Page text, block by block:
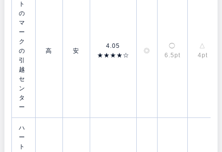
ト
の
マ
ー
ク
の
引
越
セ
ン
タ
ー
高 安
4.05
★★★★☆
◎
◯
6.5pt
△
4pt
ハ
ー
ト